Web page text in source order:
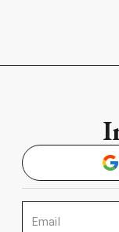
Email